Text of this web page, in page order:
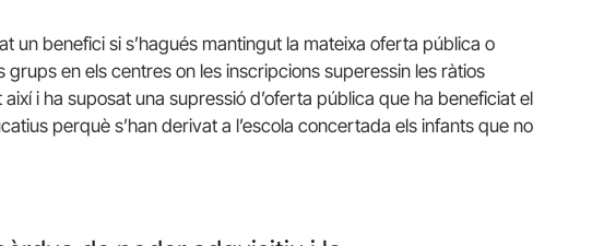
un benefici si s’hagués mantingut la mateixa oferta pública o
grups en els centres on les inscripcions superessin les ràtios
i ha suposat una supressió d’oferta pública que ha beneficiat el
perquè s’han derivat a l’escola concertada els infants que no